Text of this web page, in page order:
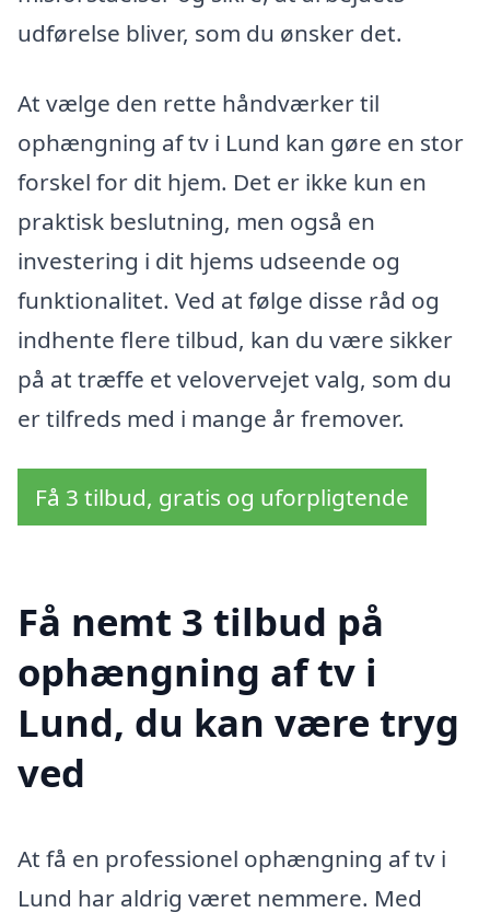
udførelse bliver, som du ønsker det.
At vælge den rette håndværker til
ophængning af tv i Lund kan gøre en stor
forskel for dit hjem. Det er ikke kun en
praktisk beslutning, men også en
investering i dit hjems udseende og
funktionalitet. Ved at følge disse råd og
indhente flere tilbud, kan du være sikker
på at træffe et velovervejet valg, som du
er tilfreds med i mange år fremover.
Få 3 tilbud, gratis og uforpligtende
Få nemt 3 tilbud på
ophængning af tv i
Lund, du kan være tryg
ved
At få en professionel ophængning af tv i
Lund har aldrig været nemmere. Med